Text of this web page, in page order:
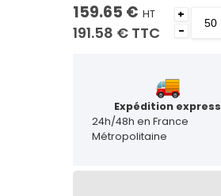
159.65 € HT
191.58 € TTC
+
-
Expédition express
24h/48h en France
Métropolitaine